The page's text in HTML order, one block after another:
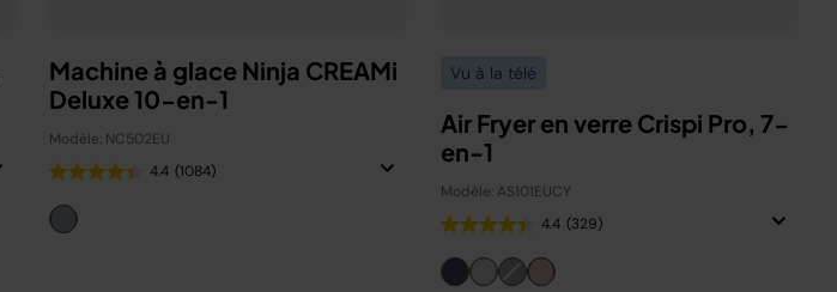
Machine à glace Ninja CREAMi
Deluxe 10-en-1
Modèle: NC502EU
4.4 (1084)
Vu à la télé
Air Fryer en verre Crispi Pro, 7-
en-1
Modèle: AS101EUCY
4.4 (329)